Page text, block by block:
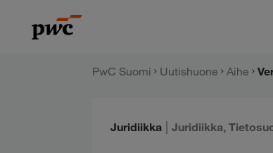
sisältöön
PwC:n
PwC Suomi Uutishuone Aihe
Juridiikka | Juridiikka,